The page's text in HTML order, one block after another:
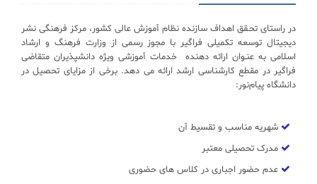
در راستای تحـقق اهداف سازنده نظام آموزش عالی کشور، مرکز فرهنگی نشر
دیجیتال توسعه تکمیلی فراگیر با مجوز رسمی از وزارت فرهنگ و ارشاد
اسلامی به عنـوان ارائه دهنده خدمات آموزشی ویژه دانشپذیران متقاضی
فراگیر در مقطع کارشناسی ارشد ارائه می دهد. برخی از مزایای تحصیل در
دانشگاه پیام‌نور:
شهریه مناسب و تقسیط آن
مدرک تحصیلی معتبر
عدم حضور اجباری در کلاس های حضوری